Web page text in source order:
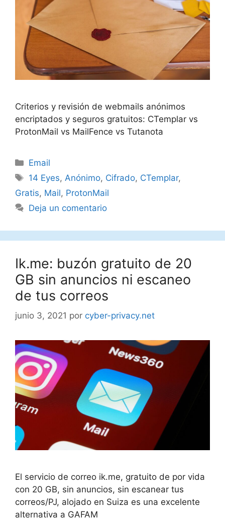
Criterios y revisión de webmails anónimos
encriptados y seguros gratuitos: CTemplar vs
ProtonMail vs MailFence vs Tutanota
Categorías
Email
Etiquetas
14 Eyes, Anónimo, Cifrado, CTemplar,
Gratis, Mail, ProtonMail
Deja un comentario
Ik.me: buzón gratuito de 20
GB sin anuncios ni escaneo
de tus correos
junio 3, 2021 por cyber-privacy.net
El servicio de correo ik.me, gratuito de por vida
con 20 GB, sin anuncios, sin escanear tus
correos/PJ, alojado en Suiza es una excelente
alternativa a GAFAM